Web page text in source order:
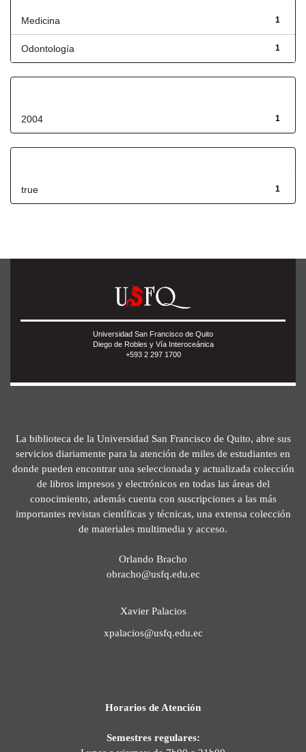
1
Medicina
1
Odontología
1
2004
1
true
Universidad San Francisco de Quito
Diego de Robles y Vía Interoceánica
+593 2 297 1700
La biblioteca de la Universidad San Francisco de Quito, abre sus
servicios diariamente para la atención de miles de estudiantes en
donde pueden encontrar una seleccionada y actualizada colección
de libros impresos y electrónicos en todas las áreas del
conocimiento, además cuenta con suscripciones a las más
importantes revistas científicas y técnicas, una extensa colección
de materiales multimedia y acceso.
Orlando Bracho
obracho@usfq.edu.ec
Xavier Palacios
xpalacios@usfq.edu.ec
Horarios de Atención
Semestres regulares: